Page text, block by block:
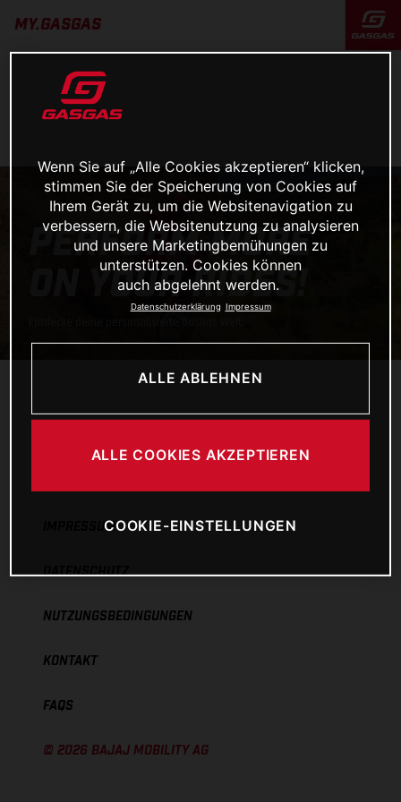
MY.GASGAS
PERFORM MORE
ON YOUR RIDES!
IMPRESSUM
DATENSCHUTZ
NUTZUNGSBEDINGUNGEN
KONTAKT
FAQS
© 2026 BAJAJ MOBILITY AG
Wenn Sie auf „Alle Cookies akzeptieren“ klicken,
stimmen Sie der Speicherung von Cookies auf
Ihrem Gerät zu, um die Websitenavigation zu
verbessern, die Websitenutzung zu analysieren
und unsere Marketingbemühungen zu
unterstützen. Cookies können
auch abgelehnt werden.
Datenschutzerklärung Impressum
ALLE ABLEHNEN
ALLE COOKIES AKZEPTIEREN
COOKIE-EINSTELLUNGEN